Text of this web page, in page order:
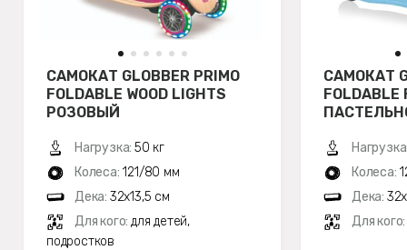
САМОКАТ GLOBBER PRIMO
FOLDABLE WOOD LIGHTS
РОЗОВЫЙ
Нагрузка: 50 кг
Колеса: 121/80 мм
Дека: 32х13,5 см
Для кого: для детей,
подростков
САМОКАТ
FOLDABLE
Колеса:
Дека:
Для кого: